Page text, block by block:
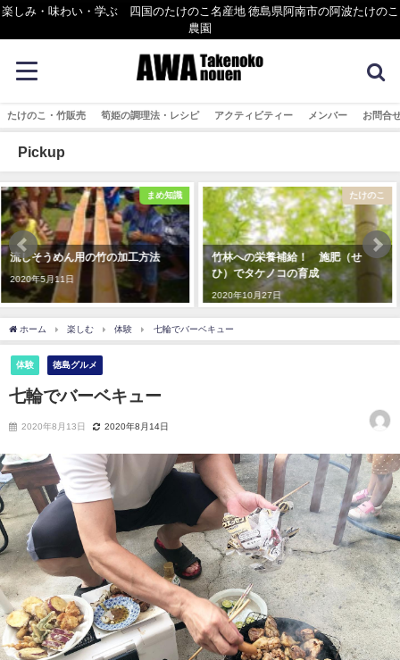
楽しみ・味わい・学ぶ 四国のたけのこ名産地 徳島県阿南市の阿波たけのこ
農園
たけのこ・竹販売 筍姫の調理法・レシピ アクティビティー メンバー お問合
Pickup
たけのこ
竹林への栄養補給！ 施肥（せ
ひ）でタケノコの育成
2020年10月27日
まめ知識
【竹灯りづくり】 竹にきれいな
穴を開ける方法
2020年5月18日
ホーム 楽しむ 体験 七輪でバーベキュー
体験 徳島グルメ
七輪でバーベキュー
2020年8月13日 2020年8月14日